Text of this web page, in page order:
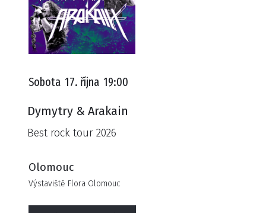
Sobota 17. října 19:00
Dymytry & Arakain
Best rock tour 2026
Olomouc
Výstaviště Flora Olomouc